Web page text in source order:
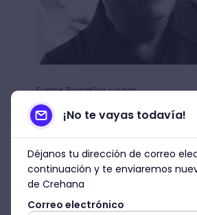
Fuente: Biografías y vidas
Gabriel García
Es uno de los autores
mayor reconocimiento a nivel
¡No te vayas todavía!
Déjanos tu dirección de correo
continuación y te enviaremos
de Crehana
Correo electrónico